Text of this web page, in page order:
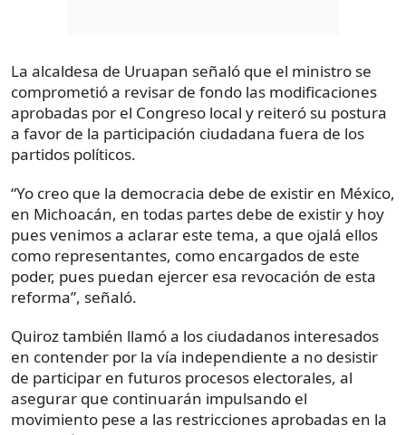
La alcaldesa de Uruapan señaló que el ministro se
comprometió a revisar de fondo las modificaciones
aprobadas por el Congreso local y reiteró su postura
a favor de la participación ciudadana fuera de los
partidos políticos.
“Yo creo que la democracia debe de existir en México,
en Michoacán, en todas partes debe de existir y hoy
pues venimos a aclarar este tema, a que ojalá ellos
como representantes, como encargados de este
poder, pues puedan ejercer esa revocación de esta
reforma”, señaló.
Quiroz también llamó a los ciudadanos interesados
en contender por la vía independiente a no desistir
de participar en futuros procesos electorales, al
asegurar que continuarán impulsando el
movimiento pese a las restricciones aprobadas en la